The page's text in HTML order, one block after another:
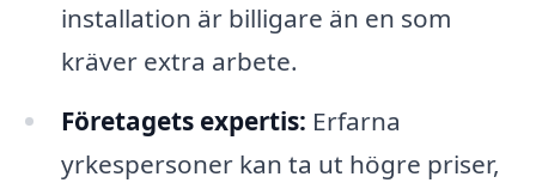
installation är billigare än en som
kräver extra arbete.
Företagets expertis: Erfarna
yrkespersoner kan ta ut högre priser,